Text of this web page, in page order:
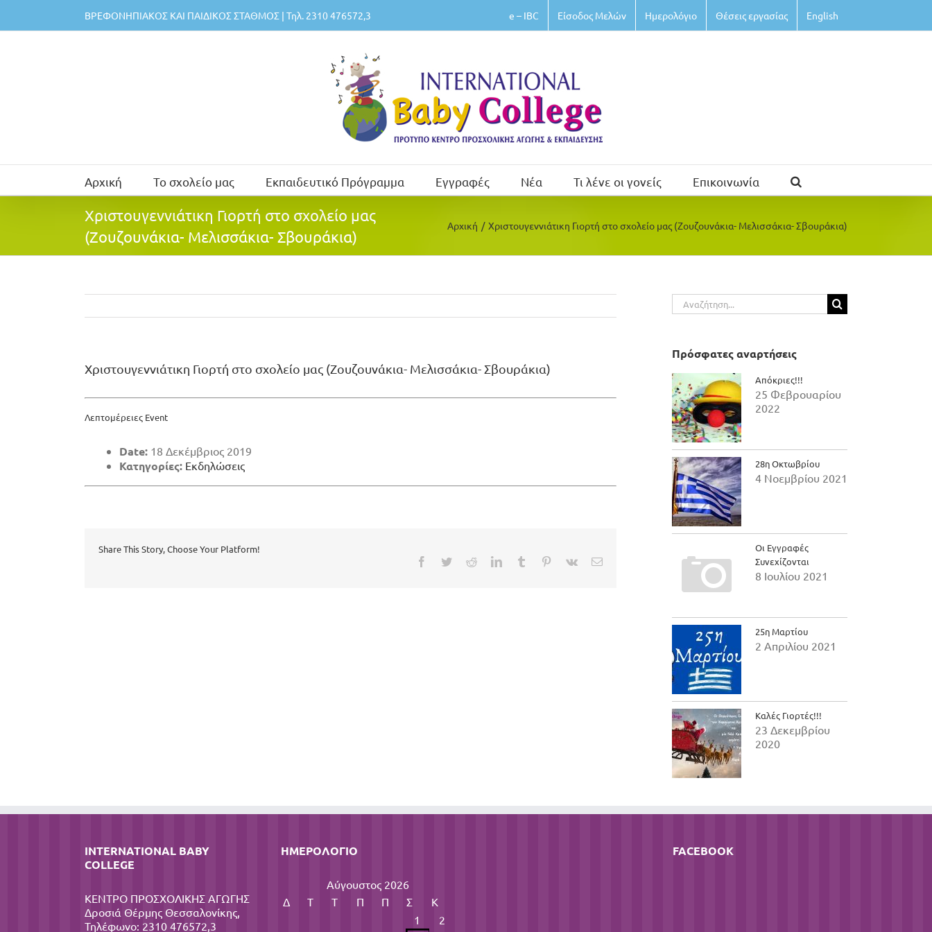
περιεχόμενο
ΒΡΕΦΟΝΗΠΙΑΚΟΣ ΚΑΙ ΠΑΙΔΙΚΟΣ ΣΤΑΘΜΟΣ | Τηλ. 2310 476572,3 e – IBC Είσοδος Μελών Ημερολόγιο Θέσεις εργασίας English
Αρχική Το σχολείο μας Εκπαιδευτικό Πρόγραμμα Εγγραφές Νέα Τι λένε οι γονείς Επικοινωνία
Χριστουγεννιάτικη Γιορτή στο σχολείο μας
(Ζουζουνάκια- Μελισσάκια- Σβουράκια)
Αρχική / Χριστουγεννιάτικη Γιορτή στο σχολείο μας (Ζουζουνάκια- Μελισσάκια- Σβουράκια)
Χριστουγεννιάτικη Γιορτή στο σχολείο μας (Ζουζουνάκια- Μελισσάκια- Σβουράκια)
Λεπτομέρειες Event
Date: 18 Δεκέμβριος 2019
Κατηγορίες: Εκδηλώσεις
Share This Story, Choose Your Platform!
Facebook
TwitterRedditLinkedInTumblr Pinterest
Vk Email
Αναζήτηση
για:
Πρόσφατες αναρτήσεις
Απόκριες!!!
25 Φεβρουαρίου
2022
28η Οκτωβρίου
4 Νοεμβρίου 2021
Οι Εγγραφές
Συνεχίζονται
8 Ιουλίου 2021
25η Μαρτίου
2 Απριλίου 2021
Καλές Γιορτές!!!
23 Δεκεμβρίου
2020
INTERNATIONAL BABY
COLLEGE
ΚΕΝΤΡΟ ΠΡΟΣΧΟΛΙΚΗΣ ΑΓΩΓΗΣ
Δροσιά Θέρμης Θεσσαλονίκης,
Τηλέφωνο: 2310 476572,3
ΗΜΕΡΟΛΌΓΙΟ
Αύγουστος 2026
Δ
Τ Τ Π Π Σ
Κ
1
2
FACEBOOK